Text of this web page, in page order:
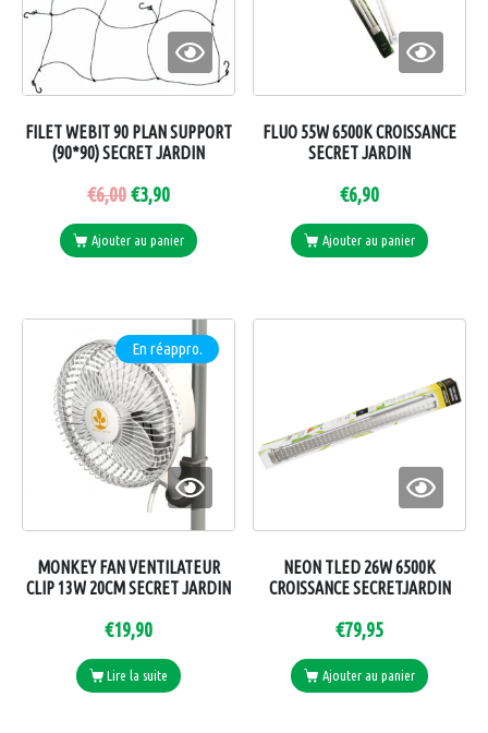
FILET WEBIT 90 PLAN SUPPORT
(90*90) SECRET JARDIN
€6,00€3,90
Ajouter au panier
FLUO 55W 6500K CROISSANCE
SECRET JARDIN
€6,90
Ajouter au panier
En réappro.
MONKEY FAN VENTILATEUR
CLIP 13W 20CM SECRET JARDIN
€19,90
Lire la suite
NEON TLED 26W 6500K
CROISSANCE SECRETJARDIN
€79,95
Ajouter au panier